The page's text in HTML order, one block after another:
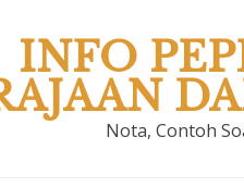
INFO
Nota, Contoh